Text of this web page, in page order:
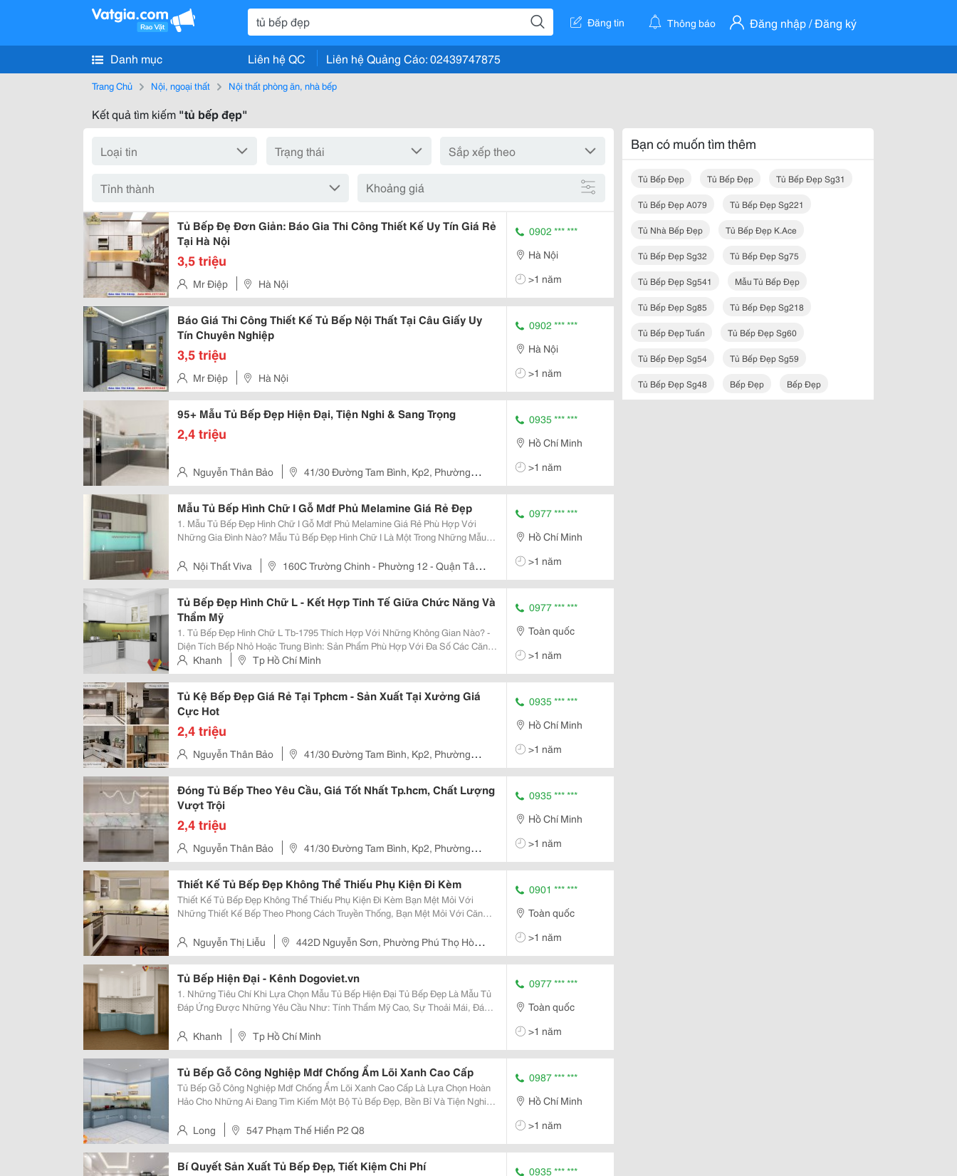
Đăng tin Thông báo Đăng nhập / Đăng ký
Danh mục Liên hệ QC Liên hệ Quảng Cáo: 02439747875
Trang Chủ Nội, ngoại thất Nội thất phòng ăn, nhà bếp
Kết quả tìm kiếm "tủ bếp đẹp"
Khoảng giá
Tủ Bếp Đẹ Đơn Giản: Báo Gia Thi Công Thiết Kế Uy Tín Giá Rẻ
Tại Hà Nội
3,5 triệu
Mr Điệp Hà Nội
0902 *** ***
Hà Nội
>1 năm
Báo Giá Thi Công Thiết Kế Tủ Bếp Nội Thất Tại Câu Giấy Uy
Tín Chuyên Nghiệp
3,5 triệu
Mr Điệp Hà Nội
0902 *** ***
Hà Nội
>1 năm
95+ Mẫu Tủ Bếp Đẹp Hiện Đại, Tiện Nghi & Sang Trọng
2,4 triệu
Nguyễn Thân Bảo
41/30 Đường Tam Bình, Kp2, Phường
Tam Phú, Thủ Đức
0935 *** ***
Hồ Chí Minh
>1 năm
Mẫu Tủ Bếp Hình Chữ I Gỗ Mdf Phủ Melamine Giá Rẻ Đẹp
1. Mẫu Tủ Bếp Đẹp Hình Chữ I Gỗ Mdf Phủ Melamine Giá Rẻ Phù Hợp Với
Những Gia Đình Nào? Mẫu Tủ Bếp Đẹp Hình Chữ I Là Một Trong Những Mẫu
Tắp. Tủ Bếp Hình Chữ I Còn Có Những Tên Gọi...
Nội Thất Viva
160C Trường Chinh - Phường 12 - Quận Tân
Bình
0977 *** ***
Hồ Chí Minh
>1 năm
Tủ Bếp Đẹp Hình Chữ L - Kết Hợp Tinh Tế Giữa Chức Năng Và
Thẩm Mỹ
1. Tủ Bếp Đẹp Hình Chữ L Tb-1795 Thích Hợp Với Những Không Gian Nào? -
Diện Tích Bếp Nhỏ Hoặc Trung Bình: Sản Phẩm Phù Hợp Với Đa Số Các Căn
Bếp. Bạn Có Thể Sắp Xếp Các Thành Phần Tủ Bếp Một Cách Hiệu Quả Trên
Hai Bức Tường, Cung Cấp Chỗ Nấu Nướng...
Khanh Tp Hồ Chí Minh
0977 *** ***
Toàn quốc
>1 năm
Tủ Kệ Bếp Đẹp Giá Rẻ Tại Tphcm - Sản Xuất Tại Xưởng Giá
Cực Hot
2,4 triệu
Nguyễn Thân Bảo
41/30 Đường Tam Bình, Kp2, Phường
Tam Phú, Thủ Đức
0935 *** ***
Hồ Chí Minh
>1 năm
Đóng Tủ Bếp Theo Yêu Cầu, Giá Tốt Nhất Tp.hcm, Chất Lượng
Vượt Trội
2,4 triệu
Nguyễn Thân Bảo
41/30 Đường Tam Bình, Kp2, Phường
Tam Phú, Thủ Đức
0935 *** ***
Hồ Chí Minh
>1 năm
Thiết Kế Tủ Bếp Đẹp Không Thể Thiếu Phụ Kiện Đi Kèm
Thiết Kế Tủ Bếp Đẹp Không Thể Thiếu Phụ Kiện Đi Kèm Bạn Mệt Mỏi Với
Những Thiết Kế Bếp Theo Phong Cách Truyền Thống, Bạn Mệt Mỏi Với Căn
Nơi Có Thể Giải Tỏa Những Căn Thẳng Mệt Mỏi...
Nguyễn Thị Liễu
442D Nguyễn Sơn, Phường Phú Thọ Hòa ,
Quận Tân Phú, Tp. Hồ Chí Minh
0901 *** ***
Toàn quốc
>1 năm
Tủ Bếp Hiện Đại - Kênh Dogoviet.vn
1. Những Tiêu Chí Khi Lựa Chọn Mẫu Tủ Bếp Hiện Đại Tủ Bếp Đẹp Là Mẫu Tủ
Đáp Ứng Được Những Yêu Cầu Như: Tính Thẩm Mỹ Cao, Sự Thoải Mái, Đáp
Những Tiêu Chí Cần Đáp Ứng Khi Thiết Kế...
Khanh Tp Hồ Chí Minh
0977 *** ***
Toàn quốc
>1 năm
Tủ Bếp Gỗ Công Nghiệp Mdf Chống Ẩm Lõi Xanh Cao Cấp
Tủ Bếp Gỗ Công Nghiệp Mdf Chống Ẩm Lõi Xanh Cao Cấp Là Lựa Chọn Hoàn
Hảo Cho Những Ai Đang Tìm Kiếm Một Bộ Tủ Bếp Đẹp, Bền Bỉ Và Tiện Nghi
Ẩm Cao Cấp, Kết Hợp Với Thiết Kế Hiện Đại...
Long 547 Phạm Thế Hiển P2 Q8
0987 *** ***
Hồ Chí Minh
>1 năm
Bí Quyết Sản Xuất Tủ Bếp Đẹp, Tiết Kiệm Chi Phí
0935 *** ***
Bạn có muốn tìm thêm
Tủ Bếp Đẹp Tủ Bếp Đẹp Tủ Bếp Đẹp Sg31
Tủ Bếp Đẹp A079 Tủ Bếp Đẹp Sg221
Tủ Nhà Bếp Đẹp Tủ Bếp Đẹp K.ace
Tủ Bếp Đẹp Sg32 Tủ Bếp Đẹp Sg75
Tủ Bếp Đẹp Sg541 Mẫu Tủ Bếp Đẹp
Tủ Bếp Đẹp Sg85 Tủ Bếp Đẹp Sg218
Tủ Bếp Đẹp Tuấn Tủ Bếp Đẹp Sg60
Tủ Bếp Đẹp Sg54 Tủ Bếp Đẹp Sg59
Tủ Bếp Đẹp Sg48 Bếp Đẹp Bếp Đẹp